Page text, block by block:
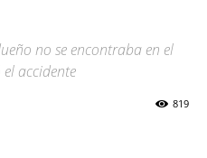
no se encontraba en el
accidente
819